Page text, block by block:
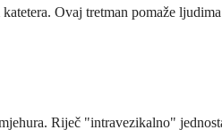
Ovaj tretman pomaže
Riječ "intravezikalno"